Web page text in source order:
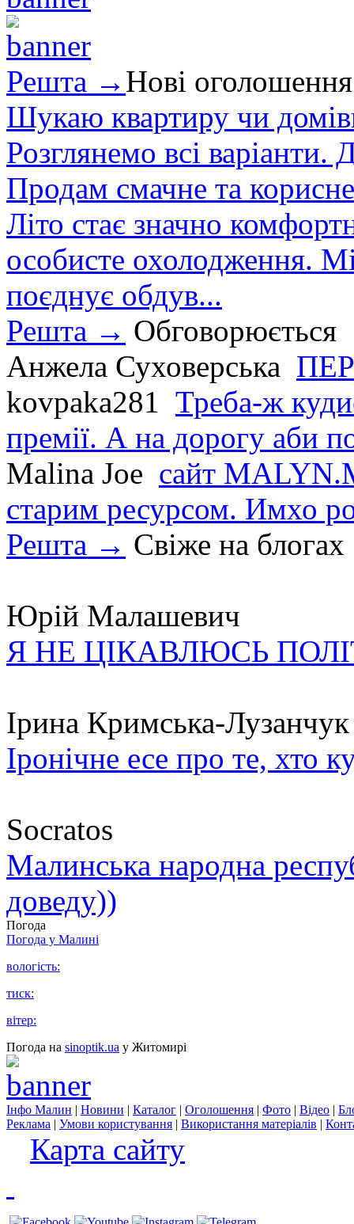
Решта → Нові оголошення
Шукаю квартиру чи
Розглянемо всі варіанти.
Продам смачне та
Літо стає значно
особисте охолодження.
поєднує обдув...
Решта → Обговорюється
Анжела Суховерська
kovpaka281 Треба-ж
премії. А на дорогу аби
Malina Joe сайт
старим ресурсом. Имхо
Решта → Свіже на блогах
Юрій Малашевич
Я НЕ ЦІКАВЛЮСЬ
Ірина Кримська-Лузанчук
Іронічне есе про те, хто
Socratos
Малинська народна
доведу))
Погода
Погода у Малині
вологість:
тиск:
вітер:
Погода на sinoptik.ua у Житомирі
Інфо Малин | Новини | Каталог | Оголошення | Фото | Відео |
Реклама | Умови користування | Використання матеріалів |
Карта сайту